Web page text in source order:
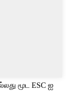
மூட ESC ஐ